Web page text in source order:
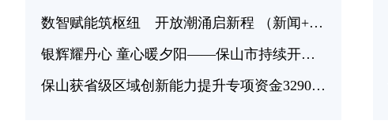
数智赋能筑枢纽 开放潮涌启新程 （新闻+1°）——蒲缥公铁联运物流园撬动区域开放新格局（下）
银辉耀丹心 童心暖夕阳——保山市持续开展青少年关爱离退休干部社会实践活动
保山获省级区域创新能力提升专项资金3290万元 赋能六大领域创新发展